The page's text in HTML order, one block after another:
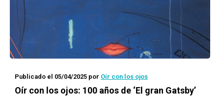
Publicado el 05/04/2025 por Oír con los ojos
Oír con los ojos: 100 años de ‘El gran Gatsby’